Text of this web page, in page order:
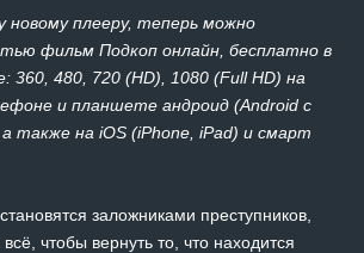
новому плееру, теперь можно
фильм Подкоп онлайн, бесплатно в
360, 480, 720 (HD), 1080 (Full HD) на
и планшете андроид (Android с
также на iOS (iPhone, iPad) и смарт
заложниками преступников,
чтобы вернуть то, что находится